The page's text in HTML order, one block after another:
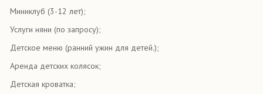
Миниклуб (3-12 лет);
Услуги няни (по запросу);
Детское меню (ранний ужин для детей.);
Аренда детских колясок;
Детская кроватка;